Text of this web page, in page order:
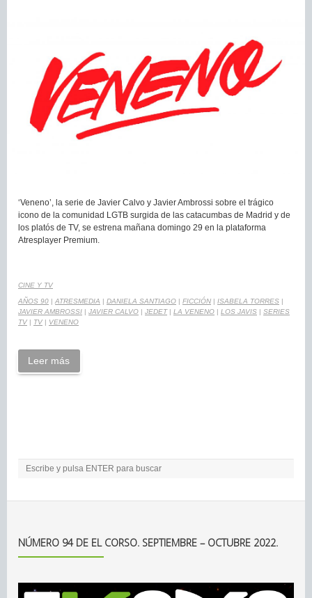
‘Veneno’, la serie de Javier Calvo y Javier Ambrossi sobre el trágico
icono de la comunidad LGTB surgida de las catacumbas de Madrid y de
los platós de TV, se estrena mañana domingo 29 en la plataforma
Atresplayer Premium.
CINE Y TV
AÑOS 90 | ATRESMEDIA | DANIELA SANTIAGO | FICCIÓN | ISABELA TORRES |
JAVIER AMBROSSI | JAVIER CALVO | JEDET| LA VENENO | LOS JAVIS | SERIES
TV | TV | VENENO
Leer más
NÚMERO 94 DE EL CORSO. SEPTIEMBRE – OCTUBRE 2022.